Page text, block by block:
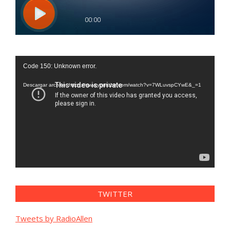
Reproductor
vídeo
Code 150: Unknown error.
Descargar archivo: https://www.youtube.com/watch?v=7WLuvspCYwE&_=1
TWITTER
Tweets by RadioAllen